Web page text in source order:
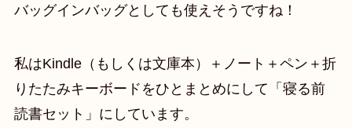
バッグインバッグとしても使えそうですね！
私はKindle（もしくは文庫本）＋ノート＋ペン＋折
りたたみキーボードをひとまとめにして「寝る前
読書セット」にしています。